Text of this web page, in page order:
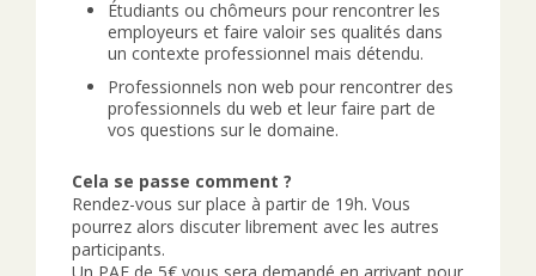
Étudiants ou chômeurs pour rencontrer les
employeurs et faire valoir ses qualités dans
un contexte professionnel mais détendu.
Professionnels non web pour rencontrer des
professionnels du web et leur faire part de
vos questions sur le domaine.
Cela se passe comment ?
Rendez-vous sur place à partir de 19h. Vous
pourrez alors discuter librement avec les autres
participants.